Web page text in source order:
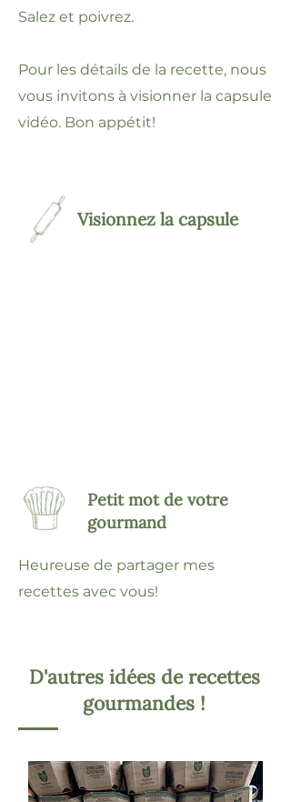
Salez et poivrez.
Pour les détails de la recette, nous
vous invitons à visionner la capsule
vidéo. Bon appétit!
Visionnez la capsule
Petit mot de votre
gourmand
Heureuse de partager mes
recettes avec vous!
D'autres idées de recettes
gourmandes !